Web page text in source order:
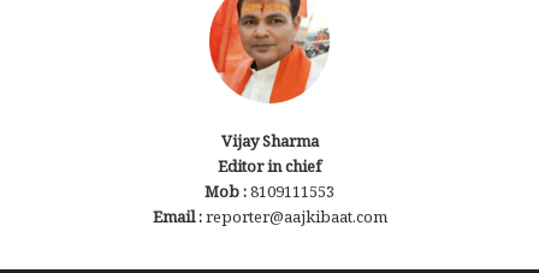
Vijay Sharma
Editor in chief
Mob :8109111553
Email :reporter@aajkibaat.com